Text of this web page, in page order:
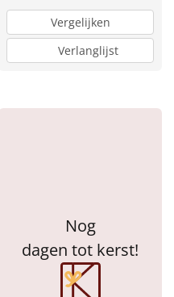
Vergelijken
Verlanglijst
Nog
dagen tot kerst!